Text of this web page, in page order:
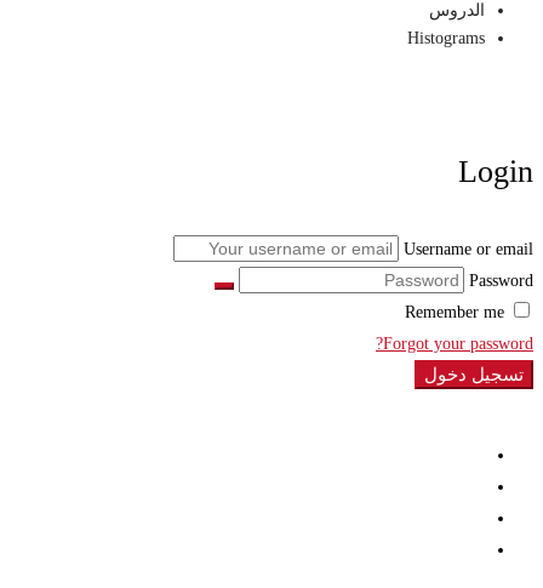
الدروس
Histograms
Login
Username or email
Password
Forgot your password?
تسجيل دخول